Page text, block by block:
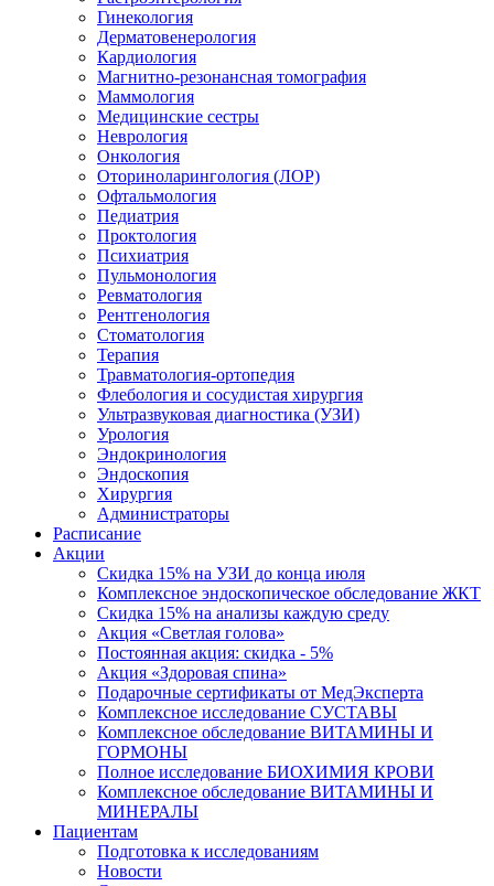
Гинекология
Дерматовенерология
Кардиология
Магнитно-резонансная томография
Маммология
Медицинские сестры
Неврология
Онкология
Оториноларингология (ЛОР)
Офтальмология
Педиатрия
Проктология
Психиатрия
Пульмонология
Ревматология
Рентгенология
Стоматология
Терапия
Травматология-ортопедия
Флебология и сосудистая хирургия
Ультразвуковая диагностика (УЗИ)
Урология
Эндокринология
Эндоскопия
Хирургия
Администраторы
Расписание
Акции
Скидка 15% на УЗИ до конца июля
Комплексное эндоскопическое обследование ЖКТ
Скидка 15% на анализы каждую среду
Акция «Светлая голова»
Постоянная акция: скидка - 5%
Акция «Здоровая спина»
Подарочные сертификаты от МедЭксперта
Комплексное исследование СУСТАВЫ
Комплексное обследование ВИТАМИНЫ И
ГОРМОНЫ
Полное исследование БИОХИМИЯ КРОВИ
Комплексное обследование ВИТАМИНЫ И
МИНЕРАЛЫ
Пациентам
Подготовка к исследованиям
Новости